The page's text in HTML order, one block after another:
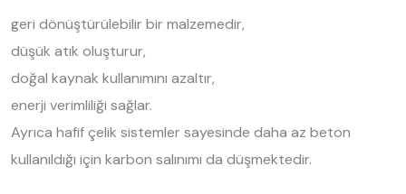
geri dönüştürülebilir bir malzemedir,
düşük atık oluşturur,
doğal kaynak kullanımını azaltır,
enerji verimliliği sağlar.
Ayrıca hafif çelik sistemler sayesinde daha az beton
kullanıldığı için karbon salınımı da düşmektedir.